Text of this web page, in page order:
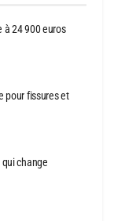
à 24 900 euros
pour fissures et
change